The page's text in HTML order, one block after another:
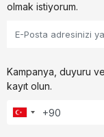
olmak istiyorum.
Kampanya, duyuru
kayıt olun.